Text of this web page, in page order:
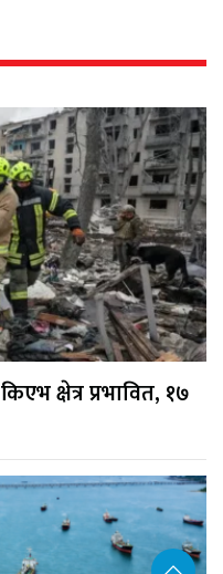
क्षेत्र प्रभावित, १७